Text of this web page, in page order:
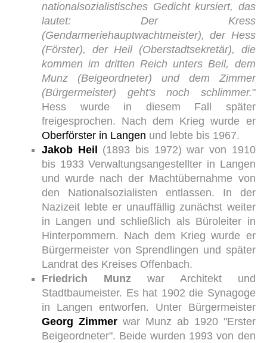
nationalsozialistisches Gedicht kursiert, das
lautet: Der Kress
(Gendarmeriehauptwachtmeister), der Hess
(Förster), der Heil (Oberstadtsekretär), die
kommen im dritten Reich unters Beil, dem
Munz (Beigeordneter) und dem Zimmer
(Bürgermeister) geht's noch schlimmer."
Hess wurde in diesem Fall später
freigesprochen. Nach dem Krieg wurde er
Oberförster in Langen und lebte bis 1967.
Jakob Heil
(1893 bis 1972) war von 1910
bis 1933 Verwaltungsangestellter in Langen
und wurde nach der Machtübernahme von
den Nationalsozialisten entlassen. In der
Nazizeit lebte er unauffällig zunächst weiter
in Langen und schließlich als Büroleiter in
Hinterpommern. Nach dem Krieg wurde er
Bürgermeister von Sprendlingen und später
Landrat des Kreises Offenbach.
Friedrich Munzwar Architekt und
Stadtbaumeister. Es hat 1902 die Synagoge
in Langen entworfen. Unter Bürgermeister
Georg Zimmerwar Munz ab 1920 "Erster
Beigeordneter". Beide wurden 1993 von den